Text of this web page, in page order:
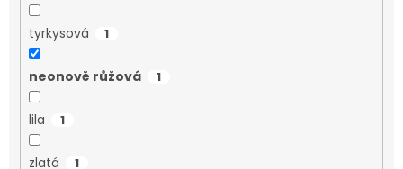
tyrkysová 1
neonově růžová 1
lila 1
zlatá 1